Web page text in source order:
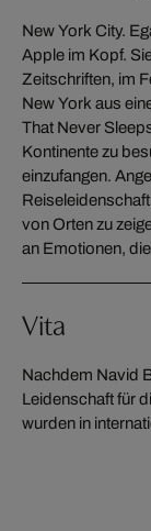
New York City.
Apple im Kopf.
Zeitschriften, im
New York aus
That Never
Kontinente zu
einzufangen.
von Orten zu
an Emotionen,
Fassaden der
uns vertraut sind,
mehr als nur
vergehender
Erinnerung."
Zusammensetzung
Stahlträgern und
verstehen
Vita
Nachdem Navid
Leidenschaft für
wurden in
USA sowie in
erhalten, darunter